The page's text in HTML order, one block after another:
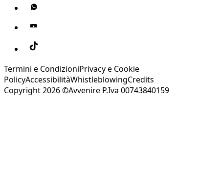
Termini e CondizioniPrivacy e Cookie
PolicyAccessibilitàWhistleblowingCredits
Copyright 2026 ©Avvenire P.Iva 00743840159